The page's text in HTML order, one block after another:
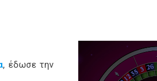
, έδωσε την